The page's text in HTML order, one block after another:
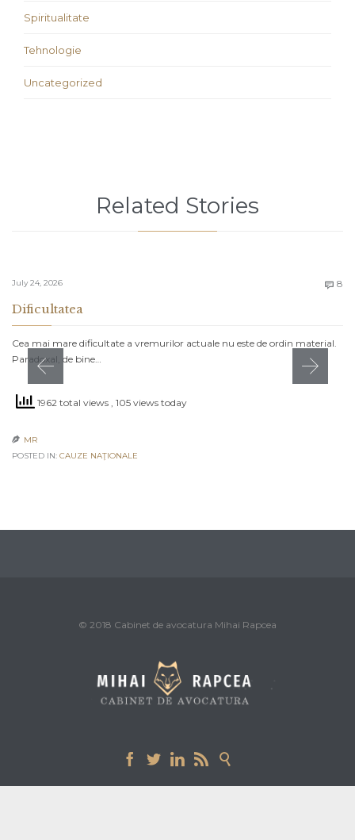
Spiritualitate
Tehnologie
Uncategorized
Related Stories
July 24, 2026  8
Dificultatea
Cea mai mare dificultate a vremurilor actuale nu este de ordin material.
Paradoxal, de bine…
1962 total views , 105 views today
 MR
POSTED IN: CAUZE NAŢIONALE
© 2018 Cabinet de avocatura Mihai Rapcea
    